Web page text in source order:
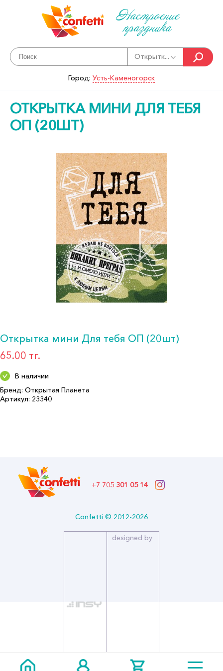
Настроение
праздника
Открытк...
Город: Усть-Каменогорск
ОТКРЫТКА МИНИ ДЛЯ ТЕБЯ
ОП (20ШТ)
Открытка мини Для тебя ОП (20шт)
65.00 тг.
В наличии
Бренд: Открытая Планета
Артикул: 23340
+7 705 301 05 14
Confetti © 2012-2026
designed by